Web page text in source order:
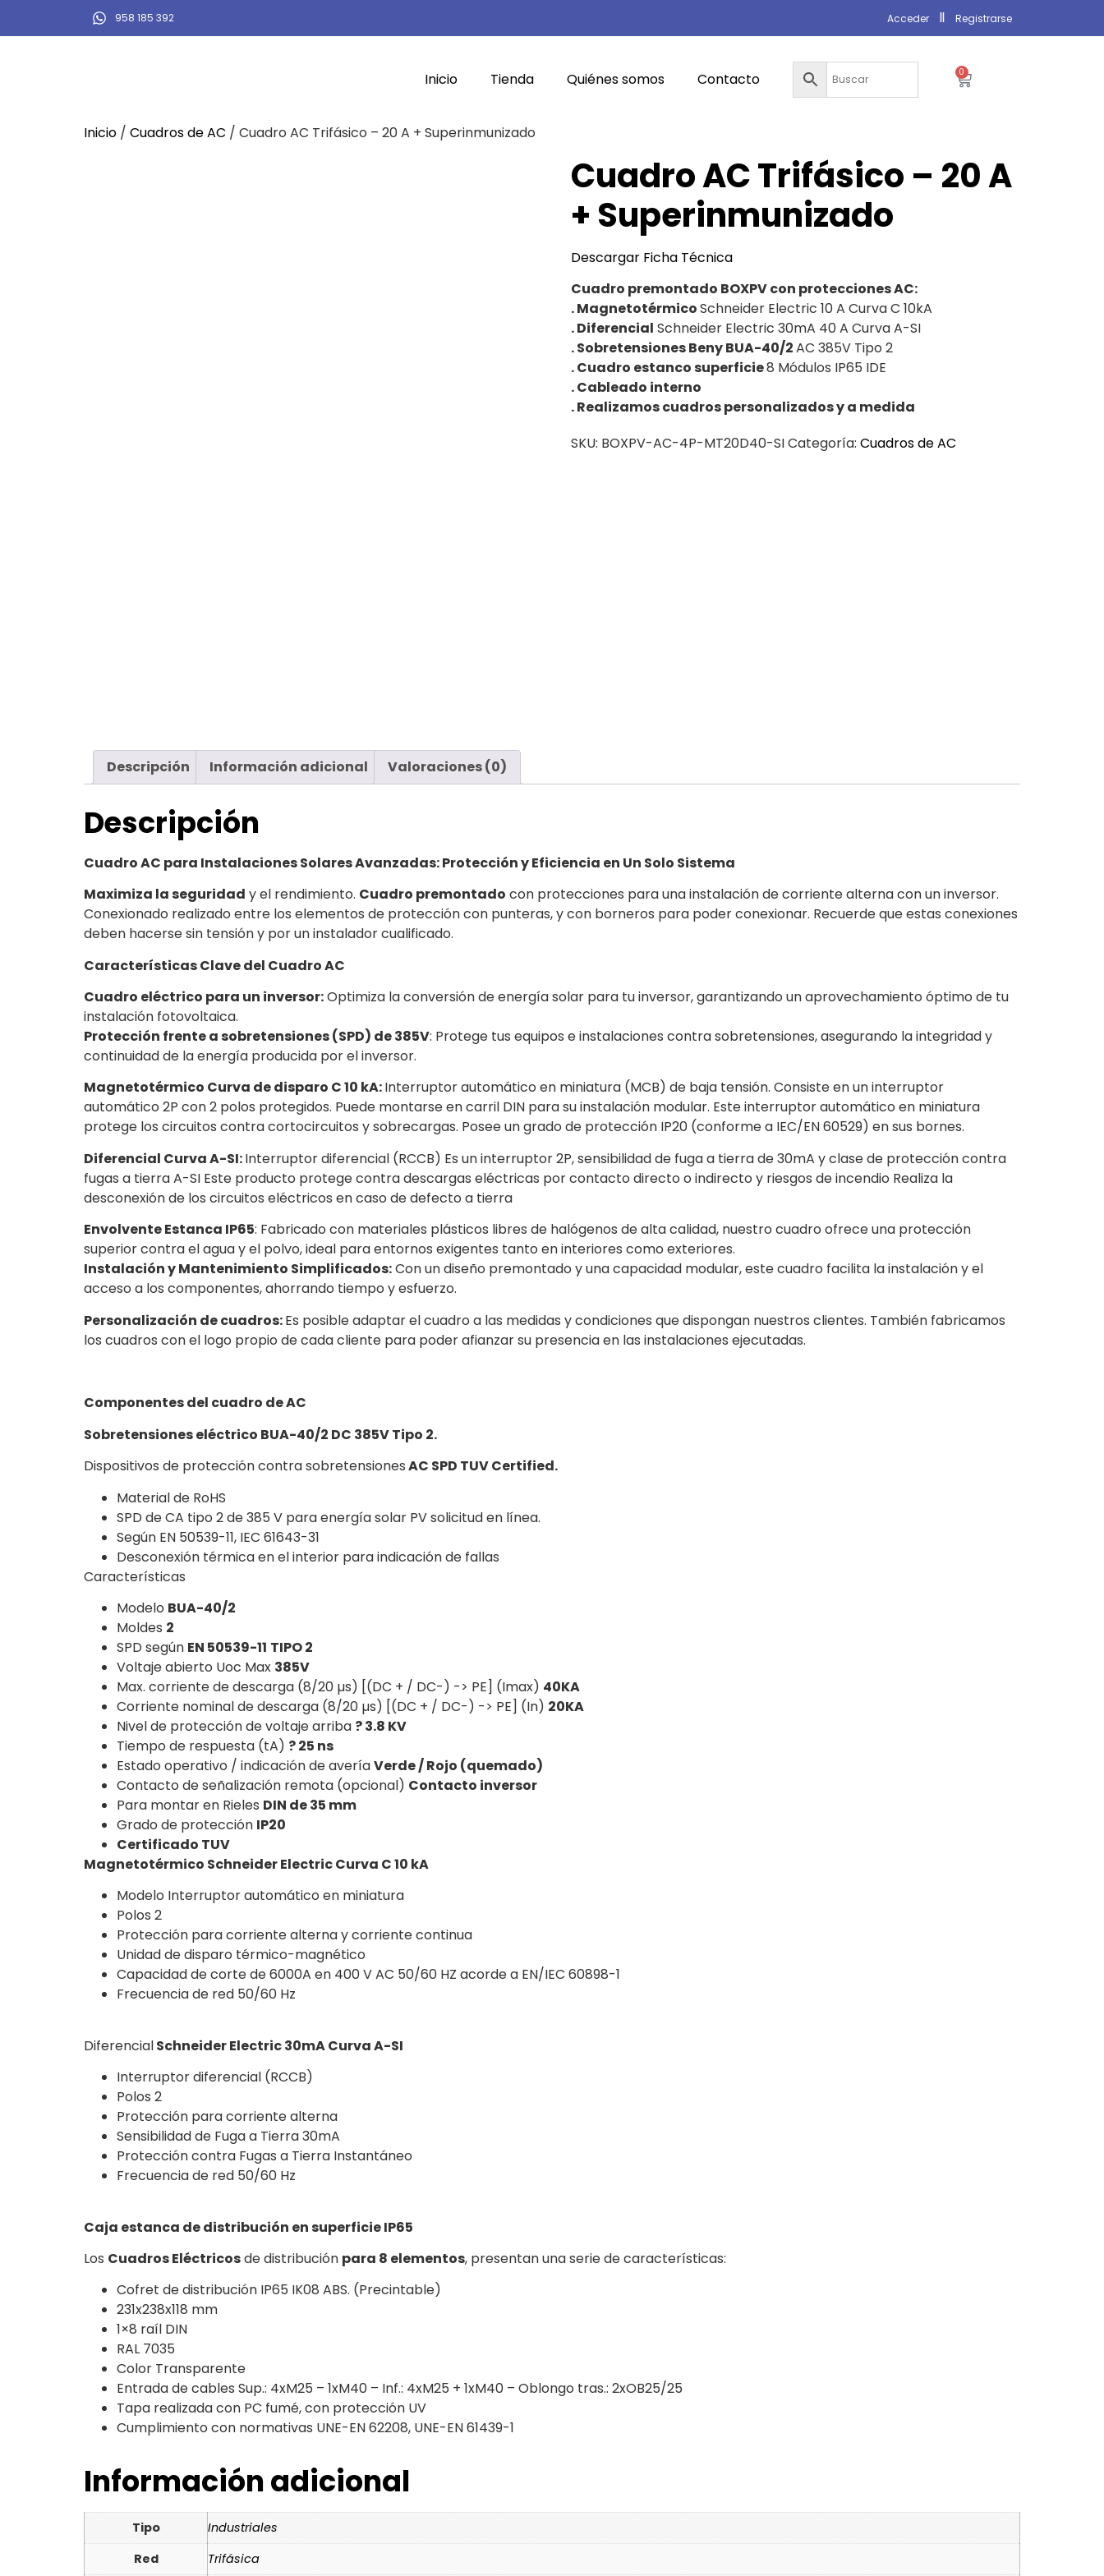
958 185 392 Acceder Registrarse
Inicio Tienda Quiénes somos Contacto 0
Inicio / Cuadros de AC / Cuadro AC Trifásico – 20 A + Superinmunizado
Cuadro AC Trifásico – 20 A
+ Superinmunizado
Descargar Ficha Técnica
Cuadro premontado BOXPV con protecciones AC:
. MagnetotérmicoSchneider Electric 10 A Curva C 10kA
. Diferencial Schneider Electric 30mA 40 A Curva A-SI
. Sobretensiones Beny BUA-40/2AC 385V Tipo 2
. Cuadro estanco superficie8 Módulos IP65 IDE
. Cableado interno
. Realizamos cuadros personalizados y a medida
SKU: BOXPV-AC-4P-MT20D40-SICategoría: Cuadros de AC
Descripción Información adicional Valoraciones (0)
Descripción
Cuadro AC para Instalaciones Solares Avanzadas: Protección y Eficiencia en Un Solo Sistema
Maximiza la seguridad y el rendimiento. Cuadro premontado con protecciones para una instalación de corriente alterna con un inversor.
Conexionado realizado entre los elementos de protección con punteras, y con borneros para poder conexionar. Recuerde que estas conexiones
deben hacerse sin tensión y por un instalador cualificado.
Características Clave del Cuadro AC
Cuadro eléctrico para un inversor:Optimiza la conversión de energía solar para tu inversor, garantizando un aprovechamiento óptimo de tu
instalación fotovoltaica.
Protección frente a sobretensiones (SPD) de 385V: Protege tus equipos e instalaciones contra sobretensiones,asegurando la integridad y
continuidad de la energía producida por el inversor.
Magnetotérmico Curva de disparo C 10 kA:Interruptor automático en miniatura (MCB) de baja tensión. Consiste en un interruptor
automático 2P con 2 polos protegidos. Puede montarse en carril DIN para su instalación modular. Este interruptor automático en miniatura
protege los circuitos contra cortocircuitos y sobrecargas. Posee un grado de protección IP20 (conforme a IEC/EN 60529) en sus bornes.
Diferencial Curva A-SI:Interruptor diferencial (RCCB) Es un interruptor 2P, sensibilidad de fuga a tierra de 30mA y clase de protección contra
fugas a tierra A-SI Este producto protege contra descargas eléctricas por contacto directo o indirecto y riesgos de incendio Realiza la
desconexión de los circuitos eléctricos en caso de defecto a tierra
Envolvente Estanca IP65: Fabricado con materiales plásticos libres de halógenos de alta calidad, nuestro cuadro ofrece una protección
superior contra el agua y el polvo, ideal para entornos exigentes tanto en interiores como exteriores.
Instalación y Mantenimiento Simplificados:Con un diseño premontado y una capacidad modular, este cuadro facilita la instalación y el
acceso a los componentes, ahorrando tiempo y esfuerzo.
Personalización de cuadros:Es posible adaptar el cuadro a las medidas y condiciones que dispongan nuestros clientes. También fabricamos
los cuadros con el logo propio de cada cliente para poder afianzar su presencia en las instalaciones ejecutadas.
Componentes del cuadro de AC
Sobretensiones eléctrico BUA-40/2 DC 385V Tipo 2.
Dispositivos de protección contra sobretensionesAC SPD TUV Certified.
Material de RoHS
SPD de CA tipo 2 de 385 V para energía solar PV solicitud en línea.
Según EN 50539-11, IEC 61643-31
Desconexión térmica en el interior para indicación de fallas
Características
Modelo BUA-40/2
Moldes 2
SPD según EN 50539-11 TIPO 2
Voltaje abierto Uoc Max 385V
Max. corriente de descarga (8/20 µs) [(DC + / DC-) -> PE] (Imax) 40KA
Corriente nominal de descarga (8/20 µs) [(DC + / DC-) -> PE] (In) 20KA
Nivel de protección de voltaje arriba ? 3.8 KV
Tiempo de respuesta (tA) ? 25 ns
Estado operativo / indicación de averíaVerde / Rojo (quemado)
Contacto de señalización remota (opcional) Contacto inversor
Para montar en Rieles DIN de 35 mm
Grado de protección IP20
Certificado TUV
Magnetotérmico Schneider Electric Curva C 10 kA
Modelo Interruptor automático en miniatura
Polos 2
Protección para corriente alterna y corriente continua
Unidad de disparo térmico-magnético
Capacidad de corte de 6000A en 400 V AC 50/60 HZ acorde a EN/IEC 60898-1
Frecuencia de red 50/60 Hz
DiferencialSchneider Electric 30mA Curva A-SI
Interruptor diferencial (RCCB)
Polos 2
Protección para corriente alterna
Sensibilidad de Fuga a Tierra 30mA
Protección contra Fugas a Tierra Instantáneo
Frecuencia de red 50/60 Hz
Caja estanca de distribución en superficie IP65
Los Cuadros Eléctricosde distribución para 8 elementos, presentan una serie de características:
Cofret de distribución IP65 IK08 ABS. (Precintable)
231x238x118 mm
1×8 raíl DIN
RAL 7035
Color Transparente
Entrada de cables Sup.: 4xM25 – 1xM40 – Inf.: 4xM25 + 1xM40 – Oblongo tras.: 2xOB25/25
Tapa realizada con PC fumé, con protección UV
Cumplimiento con normativas UNE-EN 62208, UNE-EN 61439-1
Información adicional
Tipo
Industriales
Red
Trifásica